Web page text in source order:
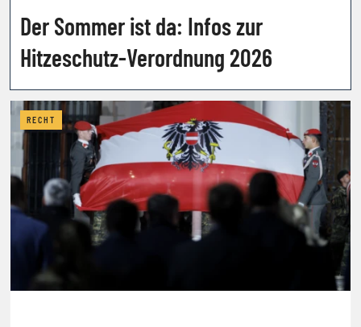
Der Sommer ist da: Infos zur
Hitzeschutz-Verordnung 2026
RECHT